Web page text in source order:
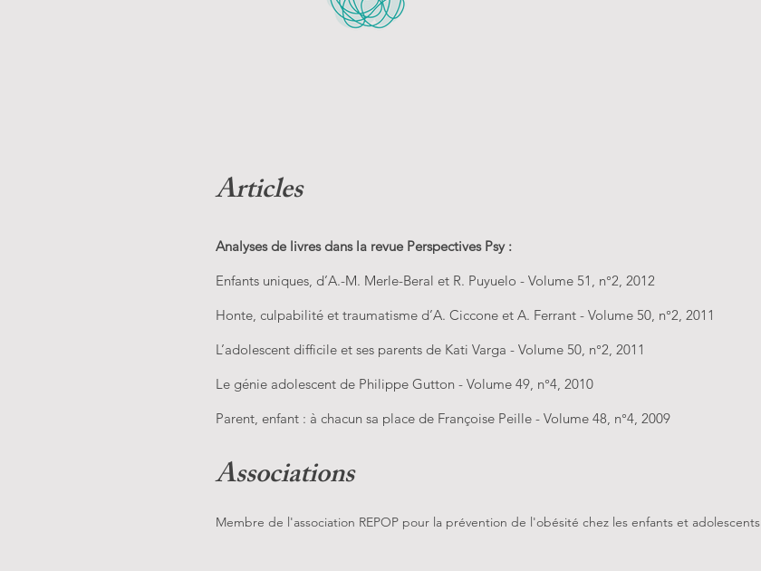
Articles
Analyses de livres dans la revue Perspectives Psy :
Enfants uniques, d’A.-M. Merle-Beral et R. Puyuelo - Volume 51, n°2, 2012
Honte, culpabilité et traumatisme d’A. Ciccone et A. Ferrant - Volume 50, n°2, 2011
L’adolescent difficile et ses parents de Kati Varga - Volume 50, n°2, 2011
Le génie adolescent de Philippe Gutton - Volume 49, n°4, 2010
Parent, enfant : à chacun sa place de Françoise Peille - Volume 48, n°4, 2009
Associations
Membre de l'association REPOP pour la prévention de l'obésité chez les enfants et adolescents